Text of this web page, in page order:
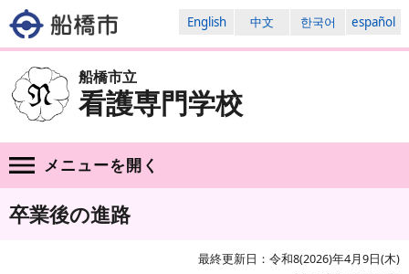
English 中文 한국어 español
船橋市立
看護専門学校
メニューを開く
卒業後の進路
最終更新日：令和8(2026)年4月9日(木)